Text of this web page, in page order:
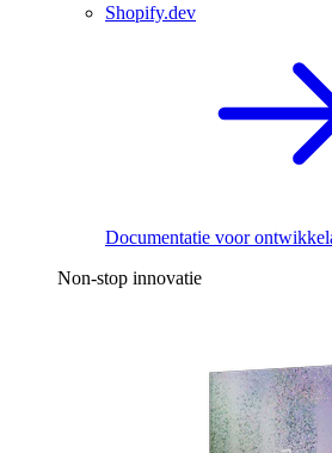
Shopify.dev
Documentatie voor
Non-stop innovatie